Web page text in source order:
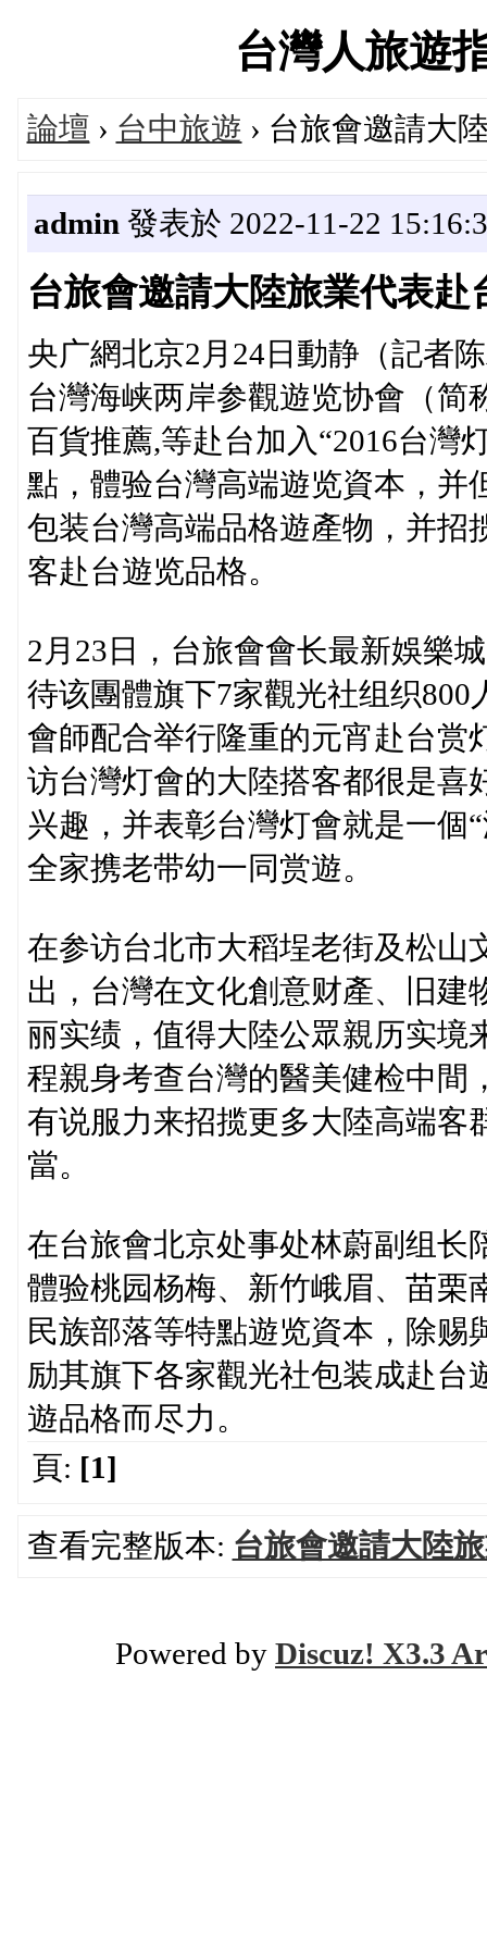
台灣人旅遊
論壇 › 台中旅遊 › 台旅會邀請大
admin 發表於 2022-11-22
台旅會邀請大陸旅業代表赴
央广網北京2月24日動静（記者
台灣海峡两岸参觀遊览协會（简
百貨推薦,等赴台加入“2016台灣
點，體验台灣高端遊览資本，并
包装台灣高端品格遊產物，并招
客赴台遊览品格。
2月23日，台旅會會长最新娛樂
待该團體旗下7家觀光社组织800
會師配合举行隆重的元宵赴台赏
访台灣灯會的大陸搭客都很是喜
兴趣，并表彰台灣灯會就是一個
全家携老带幼一同赏遊。
在参访台北市大稻埕老街及松山
出，台灣在文化創意财產、旧建
丽实绩，值得大陸公眾親历实境
程親身考查台灣的醫美健检中間
有说服力来招揽更多大陸高端客
當。
在台旅會北京处事处林蔚副组长
體验桃园杨梅、新竹峨眉、苗栗
民族部落等特點遊览資本，除
励其旗下各家觀光社包装成赴台
遊品格而尽力。
頁: [1]
查看完整版本: 台旅會邀請大陸
Powered by Discuz! X3.3